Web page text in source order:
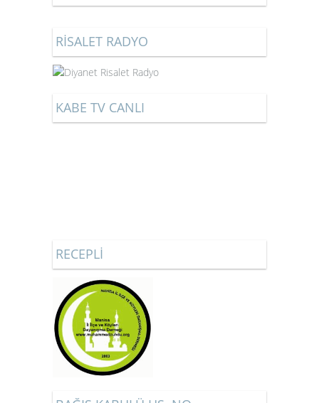
RİSALET RADYO
KABE TV CANLI
RECEPLİ